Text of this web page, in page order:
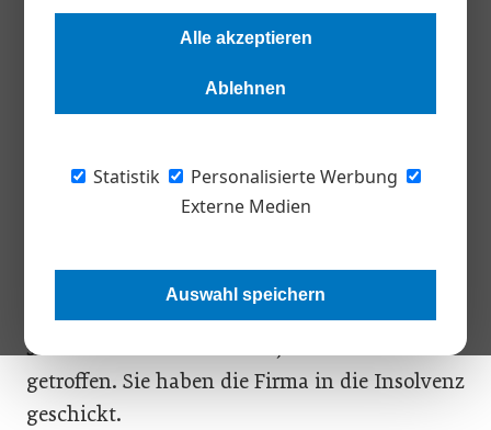
Alle akzeptieren
Ablehnen
Statistik
Personalisierte Werbung
Externe Medien
Auswahl speichern
Green Brand, wurde in die Insolvenz geschickt.
Gugler, „unverständlich und unmenschlich.“
Ernst Gugler ist Gründer des bekannten
Nachhaltigkeit, und die Entscheidung, die
Herrn Gugler seit kurzem Tränen und
schlaflose Nächte beschert, haben andere
getroffen. Sie haben die Firma in die Insolvenz
geschickt.